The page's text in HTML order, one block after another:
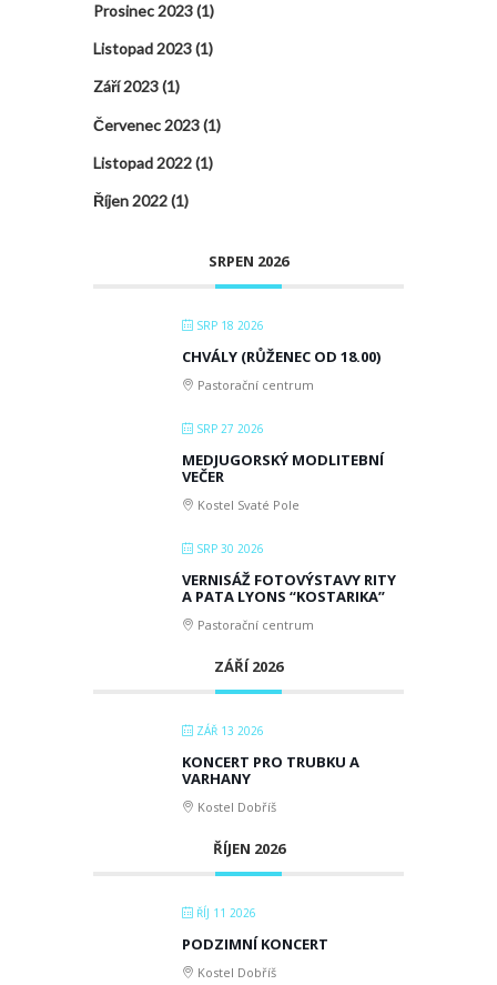
Prosinec 2023(1)
Listopad 2023(1)
Září 2023(1)
Červenec 2023(1)
Listopad 2022(1)
Říjen 2022(1)
SRPEN 2026
SRP 18 2026
CHVÁLY (RŮŽENEC OD 18.00)
Pastorační centrum
SRP 27 2026
MEDJUGORSKÝ MODLITEBNÍ
VEČER
Kostel Svaté Pole
SRP 30 2026
VERNISÁŽ FOTOVÝSTAVY RITY
A PATA LYONS “KOSTARIKA”
Pastorační centrum
ZÁŘÍ 2026
ZÁŘ 13 2026
KONCERT PRO TRUBKU A
VARHANY
Kostel Dobříš
ŘÍJEN 2026
ŘÍJ 11 2026
PODZIMNÍ KONCERT
Kostel Dobříš